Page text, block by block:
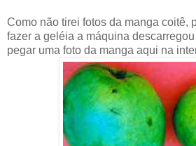
Como não tirei fotos da manga coitê,
fazer a geléia a máquina
pegar uma foto da manga aqui na